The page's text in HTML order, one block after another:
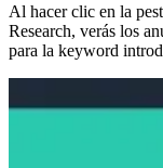
Al hacer clic en la
Research, verás los
para la keyword